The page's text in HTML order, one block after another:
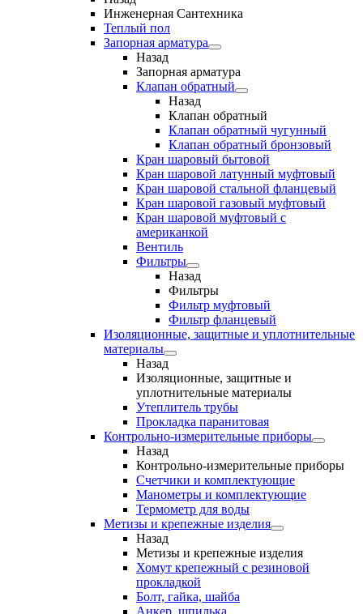
Инженерная Сантехника
Теплый пол
Запорная арматура
Назад
Запорная арматура
Клапан обратный
Назад
Клапан обратный
Клапан обратный чугунный
Клапан обратный бронзовый
Кран шаровый бытовой
Кран шаровой латунный муфтовый
Кран шаровой стальной фланцевый
Кран шаровой газовый муфтовый
Кран шаровой муфтовый с
американкой
Вентиль
Фильтры
Назад
Фильтры
Фильтр муфтовый
Фильтр фланцевый
Изоляционные, защитные и уплотнительные
материалы
Назад
Изоляционные, защитные и
уплотнительные материалы
Утеплитель трубы
Прокладка паранитовая
Контрольно-измерительные приборы
Назад
Контрольно-измерительные приборы
Счетчики и комплектующие
Манометры и комплектующие
Термометр для воды
Метизы и крепежные изделия
Назад
Метизы и крепежные изделия
Хомут крепежный с резиновой
прокладкой
Болт, гайка, шайба
Анкер, шпилька